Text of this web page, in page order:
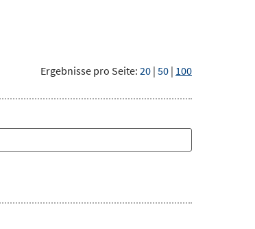
Ergebnisse pro Seite: 20 | 50 | 100